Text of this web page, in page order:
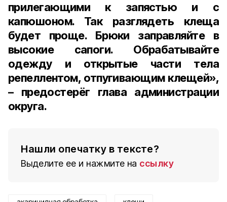
прилегающими к запястью и с
капюшоном. Так разглядеть клеща
будет проще. Брюки заправляйте в
высокие сапоги. Обрабатывайте
одежду и открытые части тела
репеллентом, отпугивающим клещей»,
– предостерёг глава администрации
округа.
Нашли опечатку в тексте?
Выделите ее и нажмите на ссылку